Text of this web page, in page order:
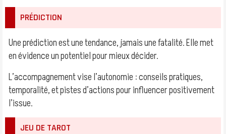
PRÉDICTION
Une prédiction est une tendance, jamais une fatalité. Elle met
en évidence un potentiel pour mieux décider.
L’accompagnement vise l’autonomie : conseils pratiques,
temporalité, et pistes d’actions pour influencer positivement
l’issue.
JEU DE TAROT